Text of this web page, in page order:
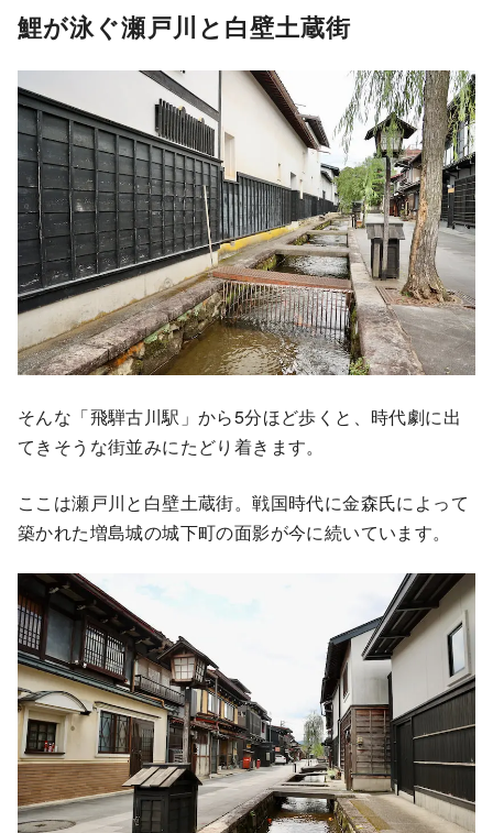
鯉が泳ぐ瀬戸川と白壁土蔵街
そんな「飛騨古川駅」から5分ほど歩くと、時代劇に出
てきそうな街並みにたどり着きます。
ここは瀬戸川と白壁土蔵街。戦国時代に金森氏によって
築かれた増島城の城下町の面影が今に続いています。